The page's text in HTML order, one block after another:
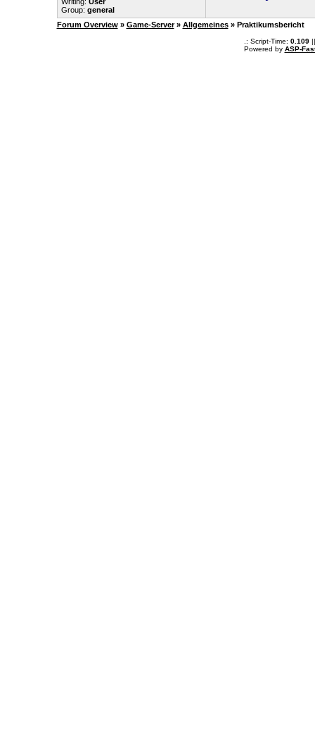
Group: general
Forum Overview » Game-Server » Allgemeines » Praktikumsbericht
.: Script-Time: 0.109||
Powered by ASP-